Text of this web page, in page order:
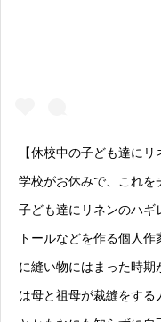
【休校中の子ども達に
学校がお休みで、これを
子ども達にリネンのハ
トールなどを作る個人
に縫い物にはまった時
は母と祖母が裁縫をす